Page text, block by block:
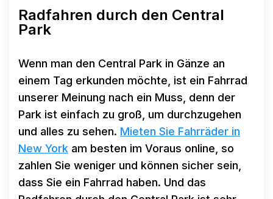
Radfahren durch den Central
Park
Wenn man den Central Park in Gänze an
einem Tag erkunden möchte, ist ein Fahrrad
unserer Meinung nach ein Muss, denn der
Park ist einfach zu groß, um durchzugehen
und alles zu sehen. Mieten Sie Fahrräder in
New York am besten im Voraus online, so
zahlen Sie weniger und können sicher sein,
dass Sie ein Fahrrad haben. Und das